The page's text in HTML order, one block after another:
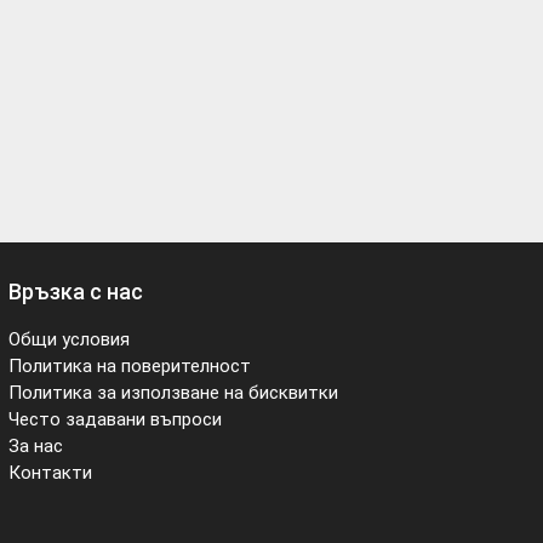
Връзка с нас
Общи условия
Политика на поверителност
Политика за използване на бисквитки
Често задавани въпроси
За нас
Контакти